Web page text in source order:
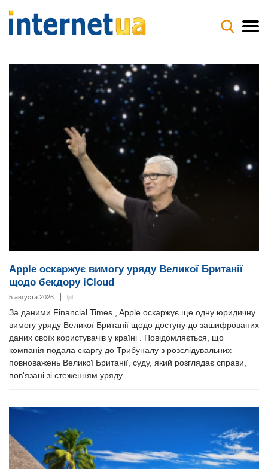
Apple оскаржує вимогу уряду Великої Британії
щодо бекдору iCloud
5 августа 2026
За даними Financial Times , Apple оскаржує ще одну юридичну
вимогу уряду Великої Британії щодо доступу до зашифрованих
даних своїх користувачів у країні . Повідомляється, що
компанія подала скаргу до Трибуналу з розслідувальних
повноважень Великої Британії, суду, який розглядає справи,
пов'язані зі стеженням уряду.